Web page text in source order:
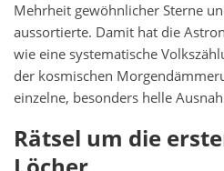
Mehrheit gewöhnlicher Sterne
aussortierte. Damit hat die
wie eine systematische
der kosmischen
einzelne, besonders helle
Rätsel um die